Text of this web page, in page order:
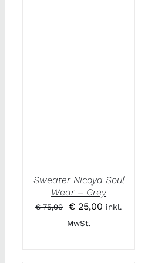
Sweater Nicoya Soul
Wear – Grey
€75,00
Ursprünglicher
Preis
€ 25,00 Aktueller
inkl.
MwSt.